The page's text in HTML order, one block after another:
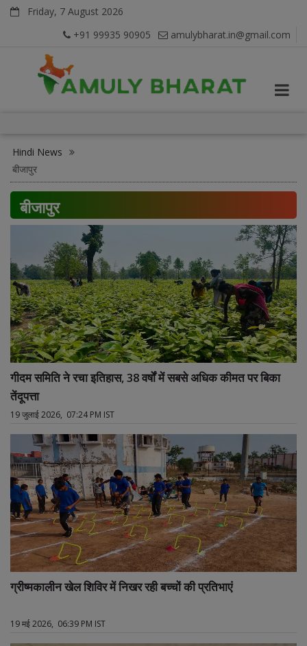
Friday, 7 August 2026
+91 99935 90905
amulybharat.in@gmail.com
Hindi News
बीजापुर
बीजापुर
गीदम समिति ने रचा इतिहास, 38 वर्षों में सबसे अधिक कीमत पर बिका
तेंदूपत्ता
19 जुलाई 2026, 07:24 PM IST
ग्रीष्मकालीन खेल शिविर में निखर रही बच्चों की प्रतिभाएं
19 मई 2026, 06:39 PM IST